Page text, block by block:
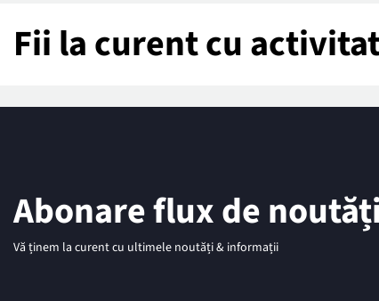
Fii la curent cu
Abonare flux de noutăți
Vă ținem la curent cu ultimele noutăți & informații